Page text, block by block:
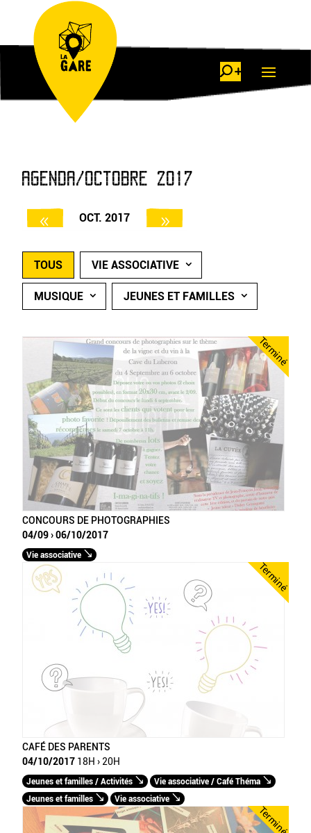
AGENDA/OCTOBRE 2017
OCT. 2017
TOUS VIE ASSOCIATIVE
MUSIQUE JEUNES ET FAMILLES
Terminé
CONCOURS DE PHOTOGRAPHIES
04/09 › 06/10/2017
Vie associative
Terminé
CAFÉ DES PARENTS
04/10/2017 18H › 20H
Jeunes et familles / Activités
Vie associative / Café Théma
Jeunes et familles
Vie associative
Terminé